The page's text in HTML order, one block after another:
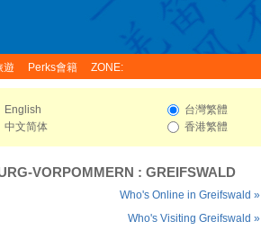
遊 Perks會籍 ZONE:
English
中文简体
台灣繁體
香港繁體
VORPOMMERN : GREIFSWALD
Who's Online in Greifswald »
Who's Visiting Greifswald »